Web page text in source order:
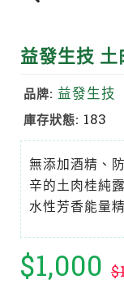
益發生技
品牌: 益發生技
庫存狀態: 183
無添加酒精、
辛的土肉桂純
水性芳香能量
$1,000